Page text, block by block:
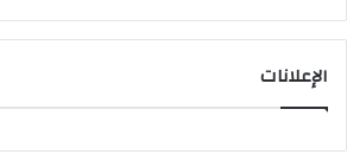
الإعلانات